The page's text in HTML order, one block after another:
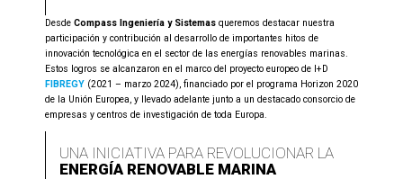
Desde Compass Ingeniería y Sistemas queremos destacar nuestra
participación y contribución al desarrollo de importantes hitos de
innovación tecnológica en el sector de las energías renovables marinas.
Estos logros se alcanzaron en el marco del proyecto europeo de I+D
FIBREGY (2021 – marzo 2024), financiado por el programa Horizon 2020
de la Unión Europea, y llevado adelante junto a un destacado consorcio de
empresas y centros de investigación de toda Europa.
UNA INICIATIVA PARA REVOLUCIONAR LA
ENERGÍA RENOVABLE MARINA